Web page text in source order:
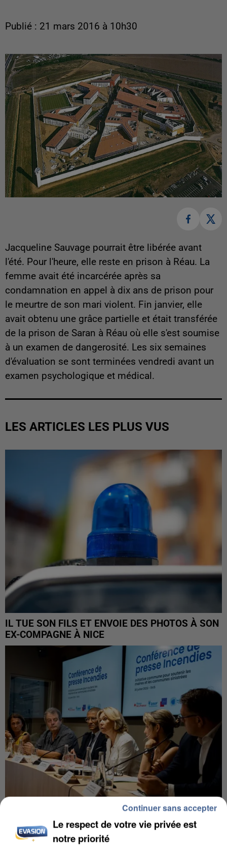
Publié : 21 mars 2016 à 10h30
Jacqueline Sauvage pourrait être libérée avant
l'été. Pour l'heure, elle reste en prison à Réau. La
femme avait été incarcérée après sa
condamnation en appel à dix ans de prison pour
le meurtre de son mari violent. Fin janvier, elle
avait obtenu une grâce partielle et était transférée
de la prison de Saran à Réau où elle s'est soumise
à un examen de dangerosité. Les six semaines
d'évaluation se sont terminées vendredi avant un
examen psychologique et médical.
LES ARTICLES LES PLUS VUS
IL TUE SON FILS ET ENVOIE DES PHOTOS À SON
EX-COMPAGNE À NICE
INCENDIES : L’ÎLE-DE-FRANCE LANCE UN ÉLAN
DE SOLIDARITÉ AVEC LES...
Le respect de votre vie privée est
notre priorité
Continuer sans accepter